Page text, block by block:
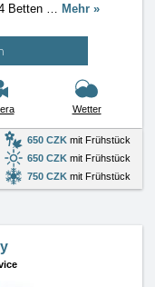
Betten … Mehr »
Wetter
650 CZK mit Frühstück
650 CZK mit Frühstück
750 CZK mit Frühstück